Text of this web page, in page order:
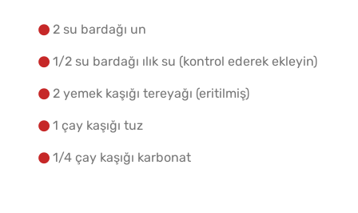
2 su bardağı un
1/2 su bardağı ılık su (kontrol ederek ekleyin)
2 yemek kaşığı tereyağı (eritilmiş)
1 çay kaşığı tuz
1/4 çay kaşığı karbonat